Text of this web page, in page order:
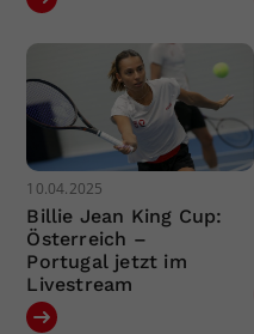
10.04.2025
Billie Jean King Cup:
Österreich –
Portugal jetzt im
Livestream